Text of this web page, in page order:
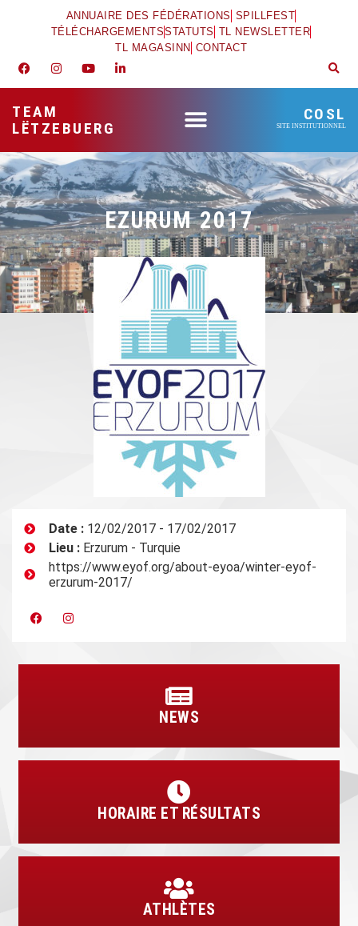
ANNUAIRE DES FÉDÉRATIONS SPILLFEST
TÉLÉCHARGEMENTSSTATUTS TL NEWSLETTER
TL MAGASINN CONTACT
TEAM
LËTZEBUERG
COSL
SITE INSTITUTIONNEL
EZURUM 2017
Date :12/02/2017 - 17/02/2017
Lieu :Erzurum - Turquie
https://www.eyof.org/about-eyoa/winter-eyof-
erzurum-2017/
NEWS
HORAIRE ET RÉSULTATS
ATHLÈTES